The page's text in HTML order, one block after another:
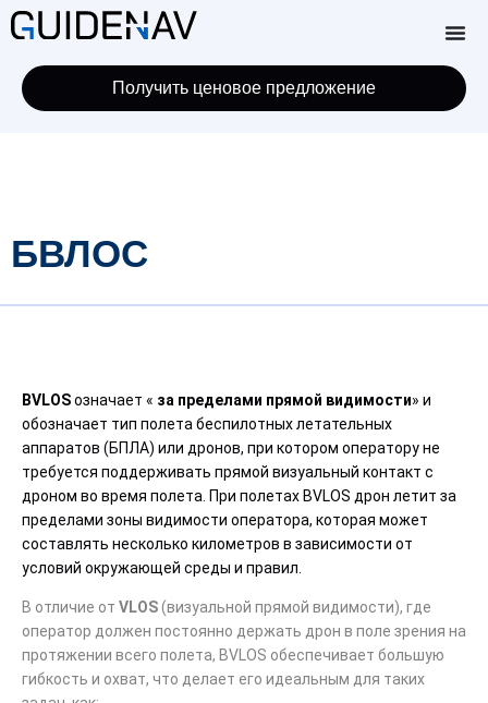
Получить ценовое предложение
БВЛОС
BVLOSозначает « за пределами прямой видимости» и
обозначает тип полета беспилотных летательных
аппаратов (БПЛА) или дронов, при котором оператору не
требуется поддерживать прямой визуальный контакт с
дроном во время полета. При полетах BVLOS дрон летит за
пределами зоны видимости оператора, которая может
составлять несколько километров в зависимости от
условий окружающей среды и правил.
В отличие от VLOS(визуальной прямой видимости), где
оператор должен постоянно держать дрон в поле зрения на
протяжении всего полета, BVLOS обеспечивает большую
гибкость и охват, что делает его идеальным для таких